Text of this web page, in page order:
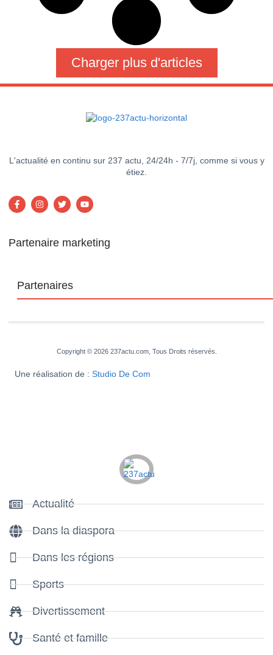
Charger plus d'articles
L'actualité en continu sur 237 actu, 24/24h - 7/7j, comme si vous y
étiez.
Partenaire marketing
Partenaires
Copyright © 2026 237actu.com, Tous Droits réservés.
Une réalisation de : Studio De Com
Actualité
Dans la diaspora
Dans les régions
Sports
Divertissement
Santé et famille